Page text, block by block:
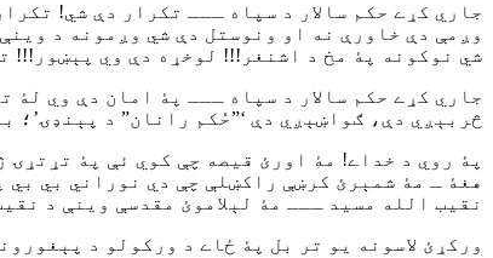
جاري کړے حکم سالار د سپاه ـــ تکرار دې شي!
وږمې دې خاورې نه او ونوستل دې شي وږمونه د
شي نوکونه پۀ مخ د اشنغر!!! لوخړه دې وي پېښور!!!
جاري کړے حکم سالار د سپاه ـــ پۀ امان دې وي لۀ
څربېږي دې، ګواښېږي دې ‘”حُکم رانان” د
پۀ روي د خداے! مۀ اورئ قیصه چې کوي ئې پۀ
هغۀ ـ مۀ شمېرئ کرښې راکښلې چې دي نوراني بي
نقیب الله مسید ـــ مۀ لېلاموئ مقدسې وینې د
ورکړئ لاسونه یو تر بل پۀ ځاے د ورکولو د